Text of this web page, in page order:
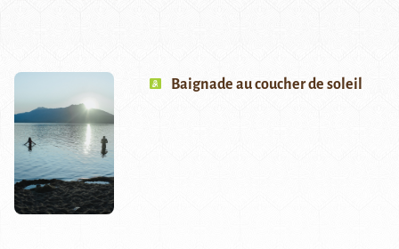
Baignade au coucher de soleil